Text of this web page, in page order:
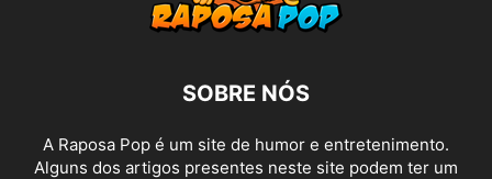
SOBRE NÓS
A Raposa Pop é um site de humor e entretenimento.
Alguns dos artigos presentes neste site podem ter um